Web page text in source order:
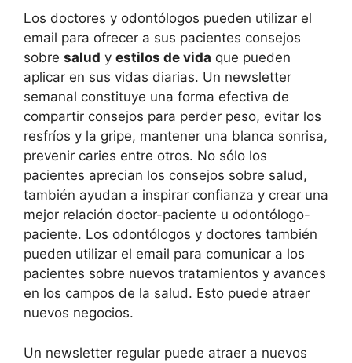
Los doctores y odontólogos pueden utilizar el
email para ofrecer a sus pacientes consejos
sobre salud y estilos de vida que pueden
aplicar en sus vidas diarias. Un newsletter
semanal constituye una forma efectiva de
compartir consejos para perder peso, evitar los
resfríos y la gripe, mantener una blanca sonrisa,
prevenir caries entre otros. No sólo los
pacientes aprecian los consejos sobre salud,
también ayudan a inspirar confianza y crear una
mejor relación doctor-paciente u odontólogo-
paciente. Los odontólogos y doctores también
pueden utilizar el email para comunicar a los
pacientes sobre nuevos tratamientos y avances
en los campos de la salud. Esto puede atraer
nuevos negocios.
Un newsletter regular puede atraer a nuevos